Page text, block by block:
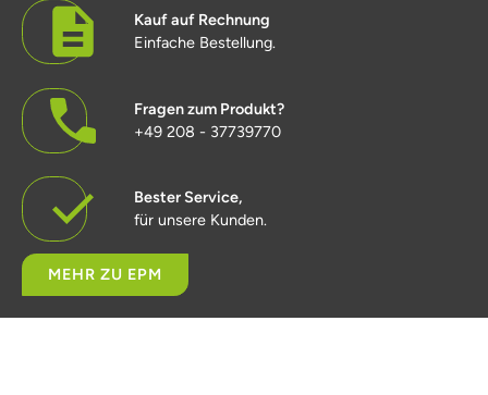
Kauf auf Rechnung
Einfache Bestellung.
Fragen zum Produkt?
+49 208 - 37739770
Bester Service,
für unsere Kunden.
MEHR ZU EPM